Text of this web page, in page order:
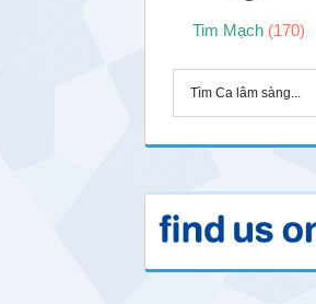
Tim Mạch (170)